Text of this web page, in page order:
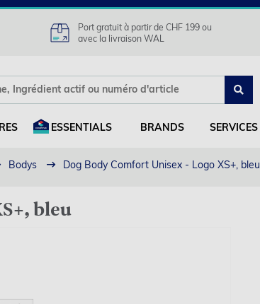
Port gratuit à partir de CHF 199 ou
avec la livraison WAL
ESSENTIALS BRANDS SERVICES
Bodys Dog Body Comfort Unisex - Logo XS+, bleu
bleu